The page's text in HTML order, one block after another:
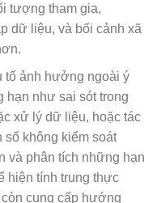
tượng tham gia,
dữ liệu, và bối cảnh xã
tố ảnh hưởng ngoài ý
hạn như sai sót trong
xử lý dữ liệu, hoặc tác
không kiểm soát
và phân tích những hạn
hiện tính trung thực
cung cấp hướng